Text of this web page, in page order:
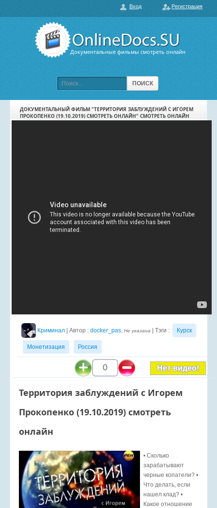
Документальные фильмы смотреть онлайн
ПОИСК
О нас
Вход Регистрация
ПОПУЛЯРНЫЕ
ПОДБОРКИ ФИЛЬМОВ
ДОКУМЕНТАЛЬНЫЙ ФИЛЬМ "ТЕРРИТОРИЯ ЗАБЛУЖДЕНИЙ С ИГОРЕМ
ПРОКОПЕНКО (19.10.2019) СМОТРЕТЬ ОНЛАЙН" СМОТРЕТЬ ОНЛАЙН
Криминал | Автор : docker_pas, Не указана | Тэги : Курск
Монетизация Россия
0 Нет видео!
Территория заблуждений с Игорем
Прокопенко (19.10.2019) смотреть
онлайн
• Сколько
зарабатывают
черные копатели? •
Что делать, если
нашел клад? •
Какое отношение